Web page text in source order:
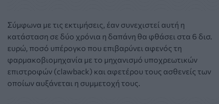
Σύμφωνα με τις εκτιμήσεις, έαν συνεχιστεί αυτή η
κατάσταση σε δύο χρόνια η δαπάνη θα φθάσει στα 6 δισ.
ευρώ, ποσό υπέρογκο που επιβαρύνει αφενός τη
φαρμακοβιομηχανία με το μηχανισμό υποχρεωτικών
επιστροφών (clawback) και αφετέρου τους ασθενείς των
οποίων αυξάνεται η συμμετοχή τους.